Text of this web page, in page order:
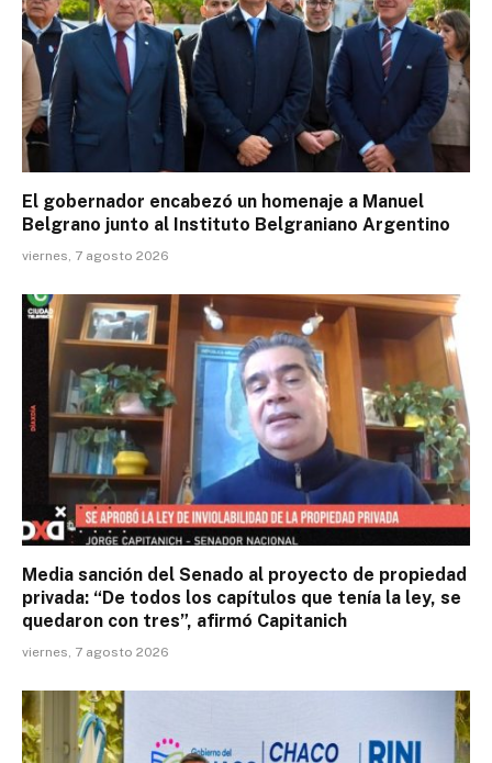
El gobernador encabezó un homenaje a Manuel
Belgrano junto al Instituto Belgraniano Argentino
viernes, 7 agosto 2026
Media sanción del Senado al proyecto de propiedad
privada: “De todos los capítulos que tenía la ley, se
quedaron con tres”, afirmó Capitanich
viernes, 7 agosto 2026